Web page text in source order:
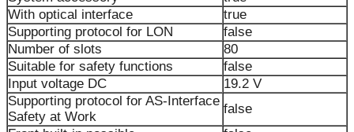
With optical interface
true
Supporting protocol for LON
false
Number of slots
80
Suitable for safety functions
false
Input voltage DC
19.2 V
Supporting protocol for AS-Interface
Safety at Work
false